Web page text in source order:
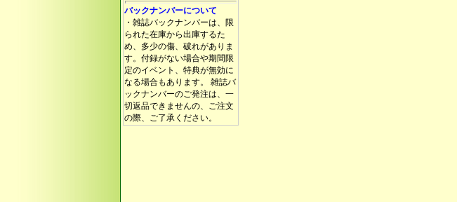
バックナンバーについて
・雑誌バックナンバーは、限
られた在庫から出庫するた
め、多少の傷、破れがありま
す。付録がない場合や期間限
定のイベント、特典が無効に
なる場合もあります。 雑誌バ
ックナンバーのご発注は、一
切返品できませんの、ご注文
の際、ご了承ください。